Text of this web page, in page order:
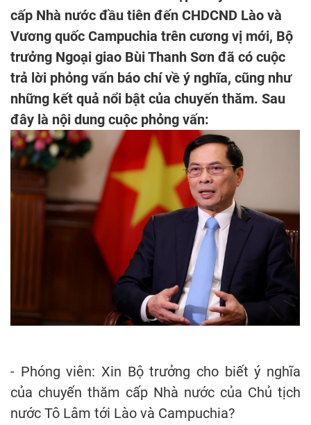
cấp Nhà nước đầu tiên đến CHDCND Lào và
Vương quốc Campuchia trên cương vị mới, Bộ
trưởng Ngoại giao Bùi Thanh Sơn đã có cuộc
trả lời phỏng vấn báo chí về ý nghĩa, cũng như
những kết quả nổi bật của chuyến thăm. Sau
đây là nội dung cuộc phỏng vấn:
- Phóng viên: Xin Bộ trưởng cho biết ý nghĩa
của chuyến thăm cấp Nhà nước của Chủ tịch
nước Tô Lâm tới Lào và Campuchia?